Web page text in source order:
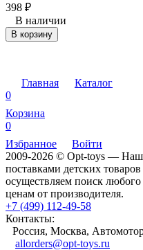
398 ₽
В наличии
В корзину
Главная
Каталог
0
Корзина
0
Избранное
Войти
2009-2026 © Opt-toys —
поставками детских
осуществляем поиск
ценам от производителя.
+7 (499) 112-49-58
Контакты:
Россия, Москва,
allorders@opt-toys.ru